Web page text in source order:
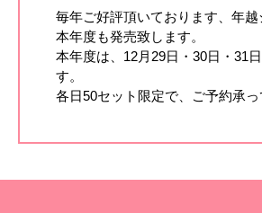
毎年ご好評頂いております、年越
本年度も発売致します。
本年度は、12月29日・30日・31
す。
各日50セット限定で、ご予約承っ